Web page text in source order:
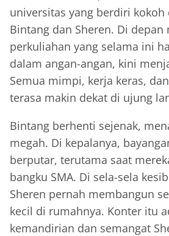
universitas yang berdiri kokoh
Bintang dan Sheren. Di depan
perkuliahan yang selama ini
dalam angan-angan, kini
Semua mimpi, kerja keras,
terasa makin dekat di ujung
Bintang berhenti sejenak,
megah. Di kepalanya,
berputar, terutama saat
bangku SMA. Di sela-sela
Sheren pernah membangun
kecil di rumahnya. Konter itu
kemandirian dan semangat